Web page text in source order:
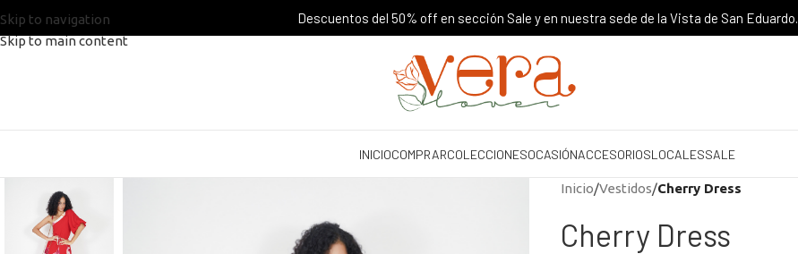
Skip to navigation
Skip to main content
Descuentos del 50% off en sección Sale y en nuestra sede de la Vista de San Eduardo.
INICIOCOMPRARCOLECCIONESOCASIÓNACCESORIOSLOCALESSALE
Inicio/Vestidos/Cherry Dress
Cherry Dress